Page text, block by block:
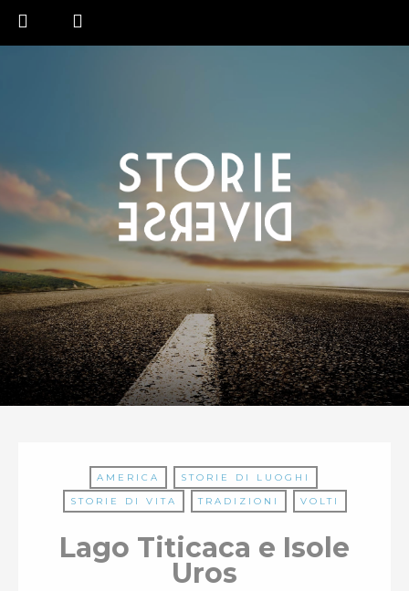
AMERICA
STORIE DI LUOGHI
STORIE DI VITA
TRADIZIONI VOLTI
Lago Titicaca e Isole
Uros